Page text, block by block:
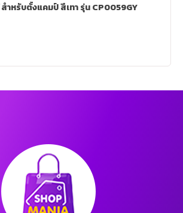
ำหรับตั้งแคมป์ สีเทา รุ่น CP0059GY